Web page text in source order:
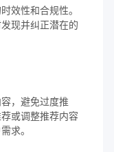
效性和合规性。
现并纠正潜在的
，避免过度推
或调整推荐内容
求。